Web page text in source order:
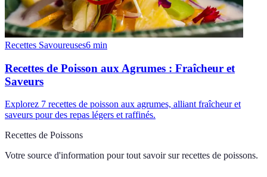
Recettes Savoureuses6 min
Recettes de Poisson aux Agrumes : Fraîcheur et
Saveurs
Explorez 7 recettes de poisson aux agrumes, alliant fraîcheur et
saveurs pour des repas légers et raffinés.
Recettes de Poissons
Votre source d'information pour tout savoir sur recettes de poissons.